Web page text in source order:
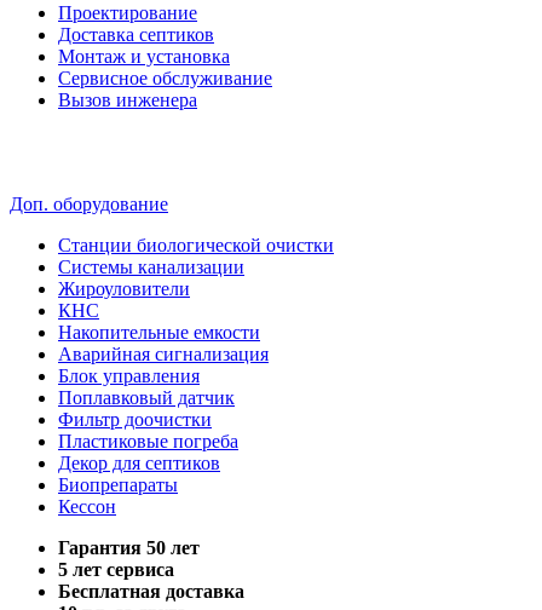
Проектирование
Доставка септиков
Монтаж и установка
Сервисное обслуживание
Вызов инженера
Доп. оборудование
Станции биологической очистки
Системы канализации
Жироуловители
КНС
Накопительные емкости
Аварийная сигнализация
Блок управления
Поплавковый датчик
Фильтр доочистки
Пластиковые погреба
Декор для септиков
Биопрепараты
Кессон
Гарантия 50 лет
5 лет сервиса
Бесплатная доставка